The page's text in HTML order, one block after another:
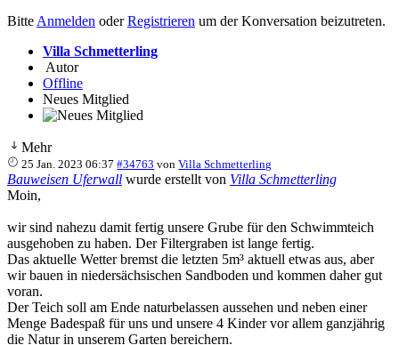
Bitte Anmelden oderRegistrieren um der Konversation beizutreten.
Villa Schmetterling
Autor
Offline
Neues Mitglied
Mehr
25 Jan. 2023 06:37 #34763 vonVilla Schmetterling
Bauweisen Uferwall wurde erstellt von Villa Schmetterling
Moin,
wir sind nahezu damit fertig unsere Grube für den Schwimmteich
ausgehoben zu haben. Der Filtergraben ist lange fertig.
Das aktuelle Wetter bremst die letzten 5m³ aktuell etwas aus, aber
wir bauen in niedersächsischen Sandboden und kommen daher gut
voran.
Der Teich soll am Ende naturbelassen aussehen und neben einer
Menge Badespaß für uns und unsere 4 Kinder vor allem ganzjährig
die Natur in unserem Garten bereichern.